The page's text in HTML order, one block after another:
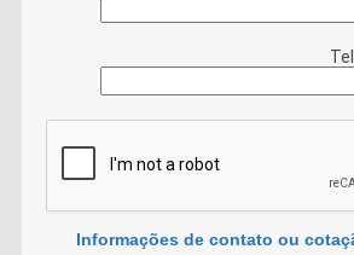
Informações de contato ou